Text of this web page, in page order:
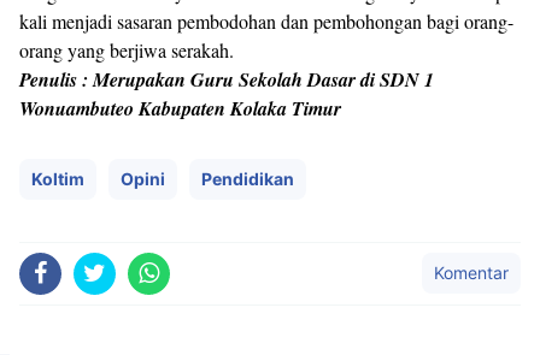
kali menjadi sasaran pembodohan dan pembohongan bagi orang-
orang yang berjiwa serakah.
Penulis : Merupakan Guru Sekolah Dasar di SDN 1
Wonuambuteo Kabupaten Kolaka Timur
Koltim Opini Pendidikan
Komentar